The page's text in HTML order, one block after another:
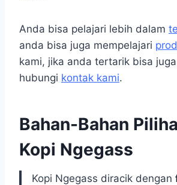
Anda bisa pelajari lebih dalam
anda bisa juga mempelajari
kami, jika anda tertarik bisa
hubungi kontak kami.
Bahan-Bahan
Kopi Ngegass
Kopi Ngegass diracik dengan